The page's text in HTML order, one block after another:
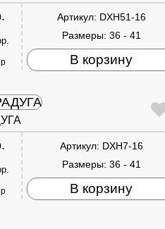
Артикул: DXH51-16
Размеры: 36 - 41
В корзину
Артикул: DXH7-16
Размеры: 36 - 41
В корзину